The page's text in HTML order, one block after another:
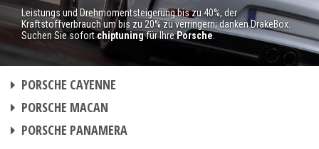
Leistungs und Drehmomentsteigerung bis zu 40%, der
Kraftstoffverbrauch um bis zu 20% zu verringern; danken DrakeBox.
Suchen Sie sofortchiptuningfür IhrePorsche.
PORSCHE CAYENNE
PORSCHE MACAN
PORSCHE PANAMERA